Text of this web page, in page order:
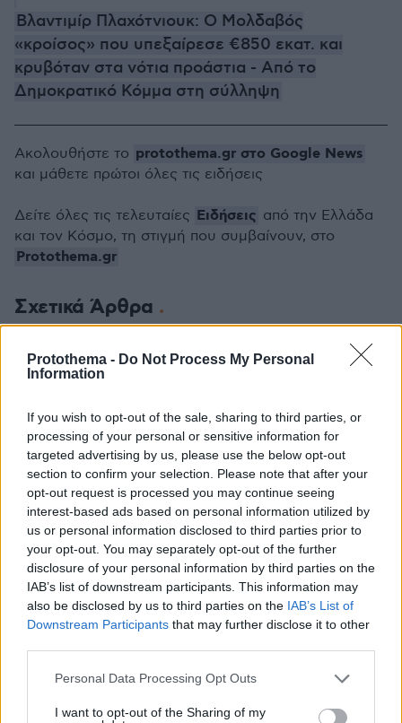
Protothema - Do Not Process My Personal
Information
If you wish to opt-out of the sale, sharing to third parties, or
processing of your personal or sensitive information for
targeted advertising by us, please use the below opt-out
section to confirm your selection. Please note that after your
opt-out request is processed you may continue seeing
interest-based ads based on personal information utilized by
us or personal information disclosed to third parties prior to
your opt-out. You may separately opt-out of the further
disclosure of your personal information by third parties on the
IAB’s list of downstream participants. This information may
also be disclosed by us to third parties on the IAB’s List of
Downstream Participants that may further disclose it to other
Please note that this website/app uses one or more Google
not limited to your visit or usage behaviour. You may click to
Personal Data Processing Opt Outs
I want to opt-out of the Sharing of my
Βλαντιμίρ Πλαχότνιουκ: Ο Μολδαβός
«κροίσος» που υπεξαίρεσε €850 εκατ. και
κρυβόταν στα νότια προάστια - Από το
Δημοκρατικό Κόμμα στη σύλληψη
Σχετικά Άρθρα
23.07.2025, 09:45
Ακολουθήστε το protothema.gr στο Google News
και μάθετε πρώτοι όλες τις ειδήσεις
Δείτε όλες τις τελευταίες Ειδήσεις από την Ελλάδα
και τον Κόσμο, τη στιγμή που συμβαίνουν, στο
Protothema.gr